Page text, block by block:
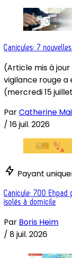
Canicules: 7
(Article mis à
vigilance rouge
(mercredi 15
ParCatherine
/ 16 juil. 2026
Payant
Canicule: 700 Ehpad
isolés à domicile
Par Boris Heim
/ 8 juil. 2026